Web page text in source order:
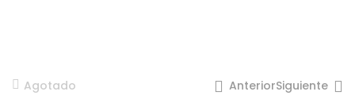
Agotado AnteriorSiguiente